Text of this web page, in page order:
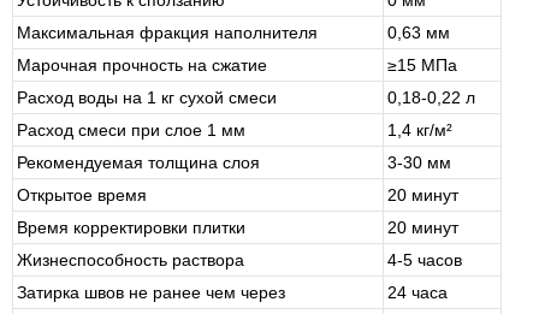
Максимальная фракция наполнителя
0,63 мм
Марочная прочность на сжатие
≥15 МПа
Расход воды на 1 кг сухой смеси
0,18-0,22 л
Расход смеси при слое 1 мм
1,4 кг/м²
Рекомендуемая толщина слоя
3-30 мм
Открытое время
20 минут
Время корректировки плитки
20 минут
Жизнеспособность раствора
4-5 часов
Затирка швов не ранее чем через
24 часа